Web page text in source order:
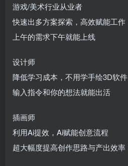
游戏/美术行业从业者
快速出多方案探索，高效赋能工作
上午的需求下午就能上线
设计师
降低学习成本，不用学手绘3D软件
输入指令和你的想法就能出活
插画师
利用Ai提效，Ai赋能创意流程
超大幅度提高创作思路与产出效率